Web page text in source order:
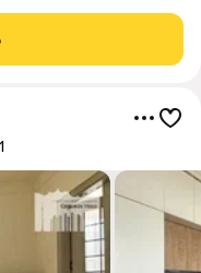
с сушкой,